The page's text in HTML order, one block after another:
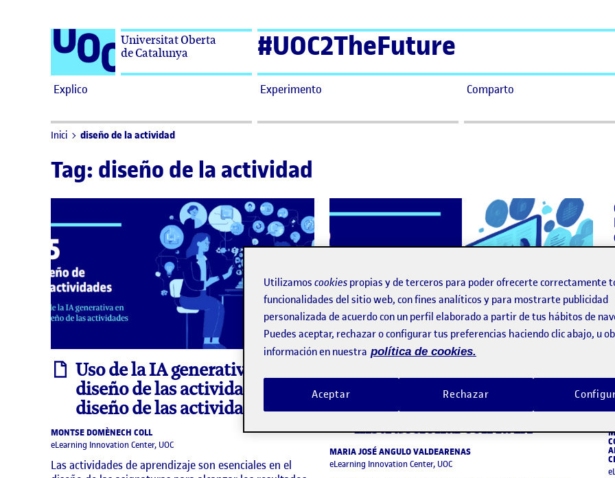
Universitat Oberta
de Catalunya
#UOC2TheFuture
Explico Experimento Comparto
Inici diseño de la actividad
Tag: diseño de la actividad
informe
Uso de la IA generativa en el
diseño de las actividades:
diseño de las actividades
MONTSE DOMÈNECH COLL
eLearning Innovation Center, UOC
Las actividades de aprendizaje son esenciales en el
diseño de la asignatura:
Potenciar el diseño
instruccional con la IA
MARIA JOSÉ ANGULO VALDEARENAS
eLearning Innovation Center, UOC
Utilizamos cookies propias y de terceros para poder ofrecerte correctamente
funcionalidades del sitio web, con fines analíticos y para mostrarte publicidad
personalizada de acuerdo con un perfil elaborado a partir de tus hábitos de
Puedes aceptar, rechazar o configurar tus preferencias haciendo clic abajo, u
información en nuestra política de cookies.
Rechazar
Aceptar